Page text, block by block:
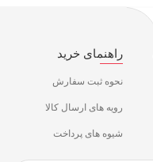
راهنمای خرید
نحوه ثبت سفارش
رویه های ارسال کالا
شیوه های پرداخت